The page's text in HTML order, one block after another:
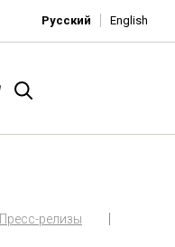
Русский English
Пресс-релизы